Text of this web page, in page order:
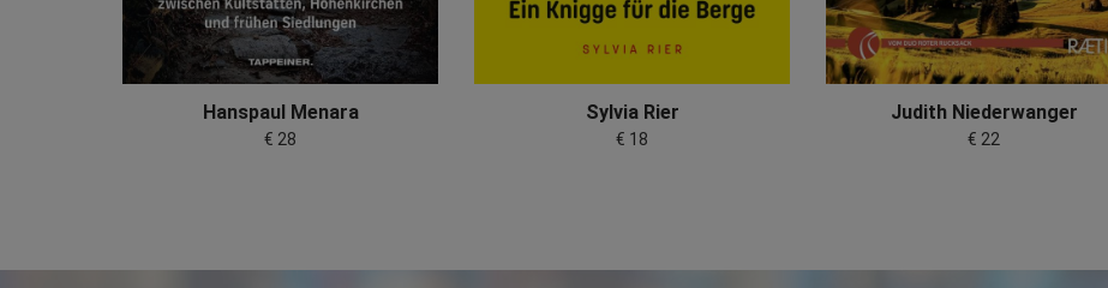
Hanspaul Menara
€ 28
Sylvia Rier
€ 18
Judith Niederwanger
€ 22